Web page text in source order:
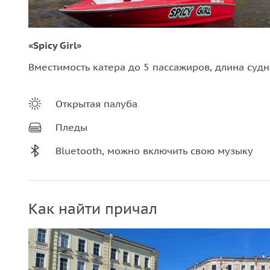
«Spicy Girl»
Вместимость катера до 5 пассажиров, длина
Открытая палуба
Пледы
Bluetooth, можно включить свою музыку
Как найти причал